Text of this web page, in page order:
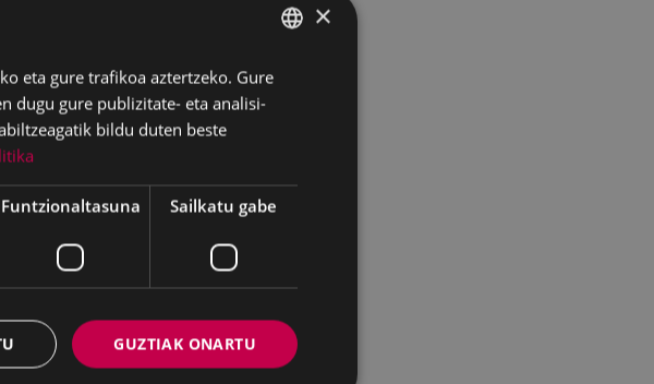
BASQUE
SPANISH
×
eta gure trafikoa aztertzeko. Gure
dugu gure publizitate- eta analisi-
bildu duten beste
Funtzionaltasuna Sailkatu gabe
GUZTIAK ONARTU